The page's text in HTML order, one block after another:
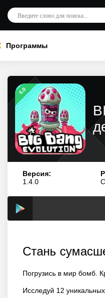
Программы
5.0
Версия:
1.4.0
Стань
Погрузись в мир бомб.
Исследуй 12